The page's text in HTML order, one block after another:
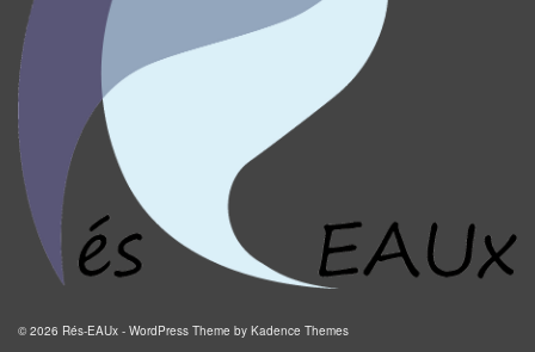
© 2026 Rés-EAUx - WordPress Theme by Kadence Themes